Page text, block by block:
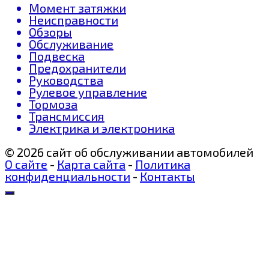
Момент затяжки
Неисправности
Обзоры
Обслуживание
Подвеска
Предохранители
Руководства
Рулевое управление
Тормоза
Трансмиссия
Электрика и электроника
© 2026 сайт об обслуживании автомобилей
О сайте - Карта сайта - Политика
конфиденциальности - Контакты